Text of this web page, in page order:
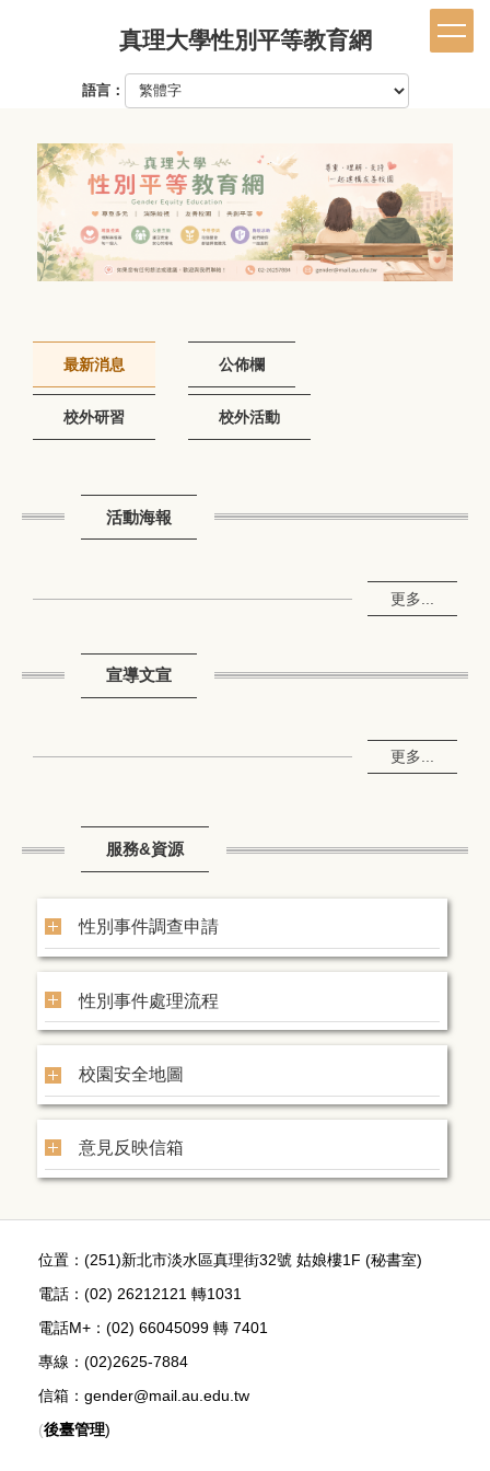
真理大學性別平等教育網
語言：
最新消息 公佈欄
校外研習 校外活動
活動海報
更多...
宣導文宣
更多...
服務&資源
性別事件調查申請
性別事件處理流程
校園安全地圖
意見反映信箱
位置：(251)新北市淡水區真理街32號 姑娘樓1F (秘書室)
電話：(02) 26212121 轉1031
電話M+： (02) 66045099 轉 7401
專線：(02)2625-7884
信箱：gender@mail.au.edu.tw
(後臺管理)